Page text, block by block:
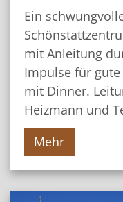
Ein
mit Anleitung
Impulse für gute
mit Dinner.
Heizmann und
Mehr